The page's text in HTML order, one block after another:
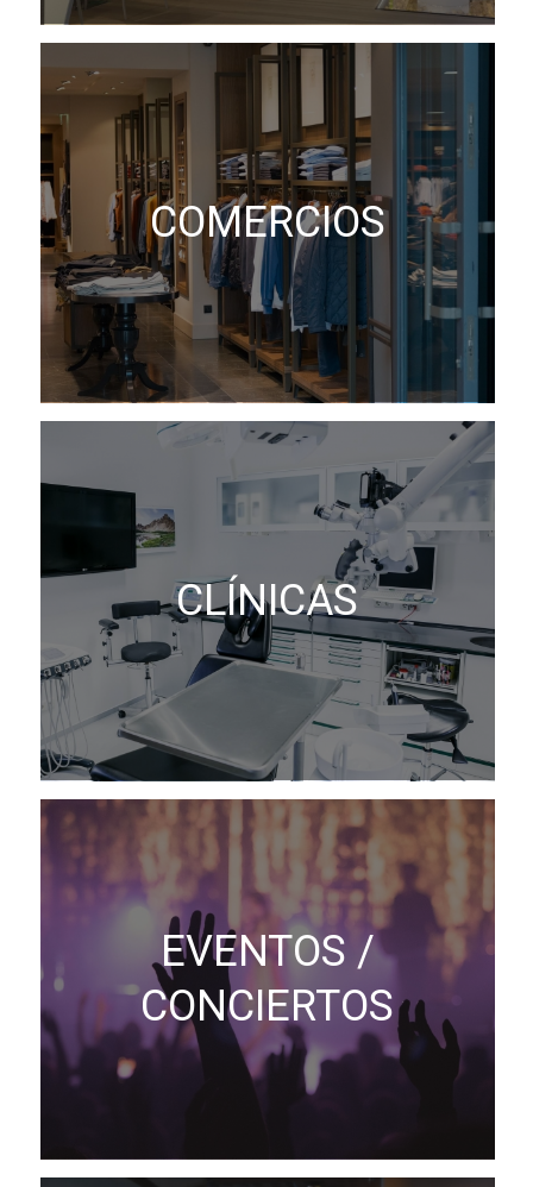
COMERCIOS
CLÍNICAS
EVENTOS /
CONCIERTOS